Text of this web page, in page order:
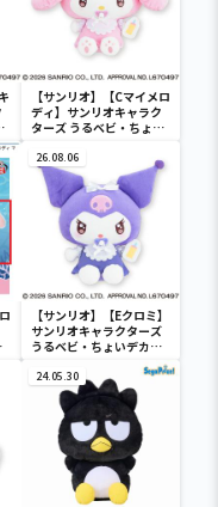
【サンリオ】【Cマイメロ
ディ】サンリオキャラク
ターズ うるベビ・ちょい
26.08.06
【サンリオ】【Eクロミ】
サンリオキャラクターズ
うるベビ・ちょいデカド
24.05.30